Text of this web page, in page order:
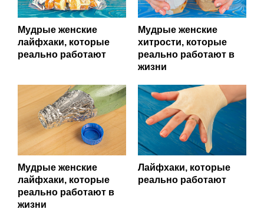
Мудрые женские
лайфхаки, которые
реально работают
Мудрые женские
хитрости, которые
реально работают в
жизни
Мудрые женские
лайфхаки, которые
реально работают в
жизни
Лайфхаки, которые
реально работают